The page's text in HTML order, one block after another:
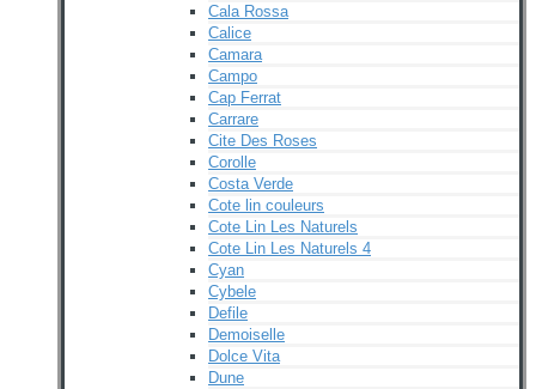
Cala Rossa
Calice
Camara
Campo
Cap Ferrat
Carrare
Cite Des Roses
Corolle
Costa Verde
Cote lin couleurs
Cote Lin Les Naturels
Cote Lin Les Naturels 4
Cyan
Cybele
Defile
Demoiselle
Dolce Vita
Dune